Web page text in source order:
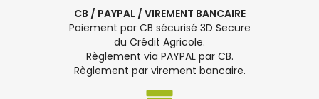
CB / PAYPAL / VIREMENT BANCAIRE
Paiement par CB sécurisé 3D Secure
du Crédit Agricole.
Règlement via PAYPAL par CB.
Règlement par virement bancaire.